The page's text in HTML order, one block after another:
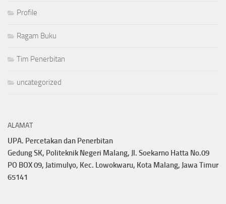
Profile
Ragam Buku
Tim Penerbitan
uncategorized
ALAMAT
UPA. Percetakan dan Penerbitan
Gedung SK, Politeknik Negeri Malang, Jl. Soekarno Hatta No.09
PO BOX 09, Jatimulyo, Kec. Lowokwaru, Kota Malang, Jawa Timur
65141